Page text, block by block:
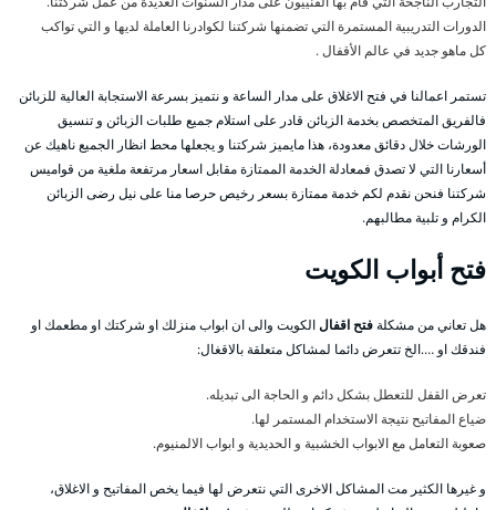
الدورات التدريبية المستمرة التي تضمنها شركتنا لكوادرنا العاملة لديها و التي تواكب
كل ماهو جديد في عالم الأقفال .
تستمر اعمالنا في فتح الاغلاق على مدار الساعة و نتميز بسرعة الاستجابة العالية للزبائن
فالفريق المتخصص بخدمة الزبائن قادر على استلام جميع طلبات الزبائن و تنسيق
الورشات خلال دقائق معدودة، هذا مايميز شركتنا و يجعلها محط انظار الجميع ناهيك عن
أسعارنا التي لا تصدق فمعادلة الخدمة الممتازة مقابل اسعار مرتفعة ملغية من قواميس
شركتنا فنحن نقدم لكم خدمة ممتازة بسعر رخيص حرصا منا على نيل رضى الزبائن
الكرام و تلبية مطالبهم.
فتح أبواب الكويت
هل تعاني من مشكلةفتح اقفالالكويت والى ان ابواب منزلك او شركتك او مطعمك او
فندقك او ….الخ تتعرض دائما لمشاكل متعلقة بالاقغال:
تعرض القفل للتعطل بشكل دائم و الحاجة الى تبديله.
ضياع المفاتيح نتيجة الاستخدام المستمر لها.
صعوبة التعامل مع الابواب الخشبية و الحديدية و ابواب الالمنيوم.
و غيرها الكثير مت المشاكل الاخرى التي نتعرض لها فيما يخص المفاتيح و الاغلاق،